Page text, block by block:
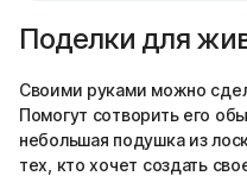
Поделки для
Своими руками можно
Помогут сотворить его
небольшая подушка из
тех, кто хочет создать